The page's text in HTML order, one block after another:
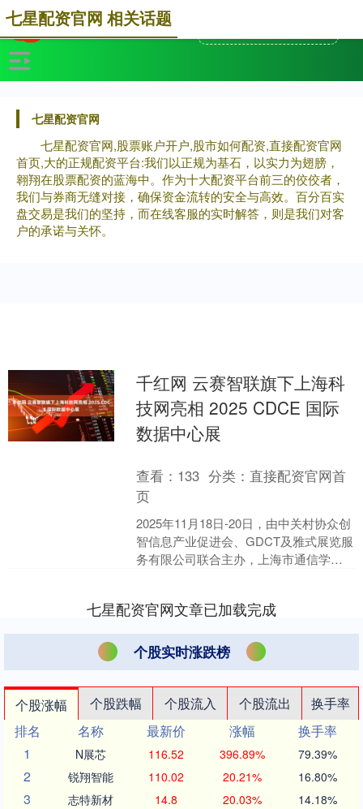
七星配资官网
七星配资官网,股票账户开户,股市如何配资,直接配资官网
首页,大的正规配资平台:我们以正规为基石，以实力为翅膀，
翱翔在股票配资的蓝海中。作为十大配资平台前三的佼佼者，
我们与券商无缝对接，确保资金流转的安全与高效。百分百实
盘交易是我们的坚持，而在线客服的实时解答，则是我们对客
户的承诺与关怀。
七星配资官网 相关话题
千红网 云赛智联旗下上海科
技网亮相 2025 CDCE 国际
数据中心展
查看： 133 分类： 直接配资官网首
页
2025年11月18日-20日，由中关村协众创
智信息产业促进会、GDCT及雅式展览服
务有限公司联合主办，上海市通信学
七星配资官网文章已加载完成
个股实时涨跌榜
个股涨幅 个股跌幅 个股流入 个股流出
换手率
排名
名称 最新价 涨幅
换手率
1
N展芯 116.52 396.89% 79.39%
2 锐翔智能 110.02 20.21% 16.80%
3 志特新材 14.8 20.03% 14.18%